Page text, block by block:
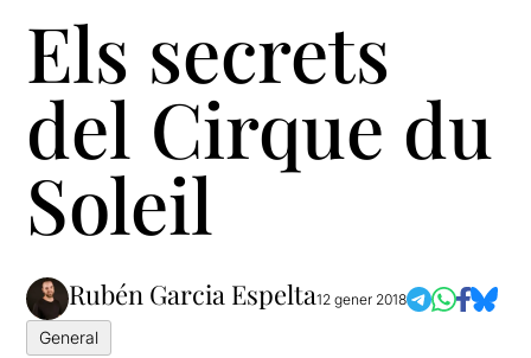
Els secrets
del Cirque du
Soleil
Rubén Garcia Espelta12 gener 2018
General